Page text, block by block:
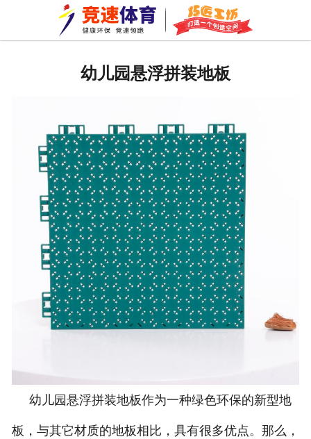
网站首页
常见问题
幼儿园悬浮拼装地板
幼儿园悬浮拼装地板作为一种绿色环保的新型地
板，与其它材质的地板相比，具有很多优点。那么，